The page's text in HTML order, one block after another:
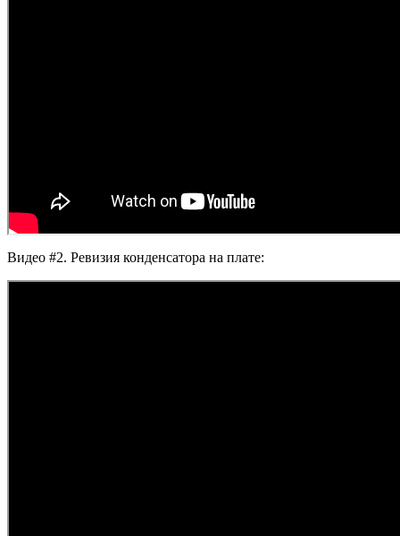
Видео #2. Ревизия конденсатора на плате: